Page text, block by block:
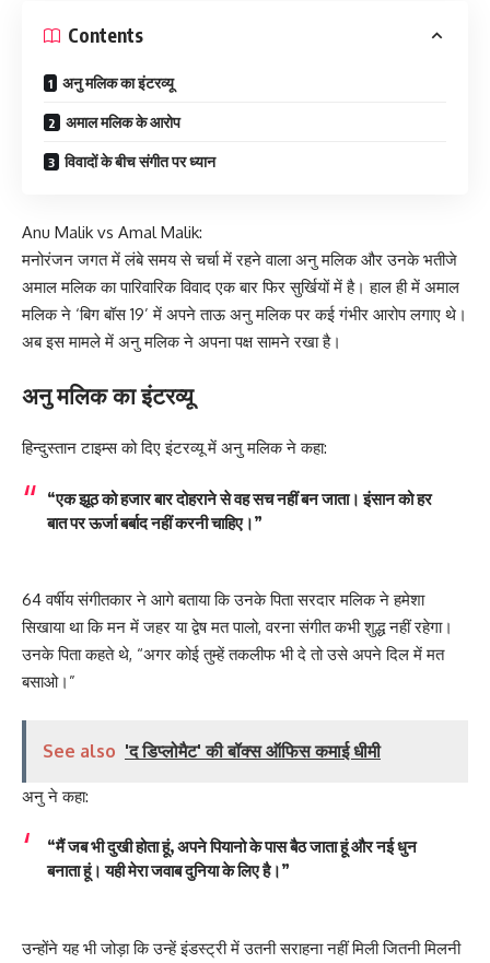
Contents
अनु मलिक का इंटरव्यू
अमाल मलिक के आरोप
विवादों के बीच संगीत पर ध्यान
Anu Malik vs Amal Malik:
मनोरंजन जगत में लंबे समय से चर्चा में रहने वाला अनु मलिक और उनके भतीजे
अमाल मलिक का पारिवारिक विवाद एक बार फिर सुर्खियों में है। हाल ही में अमाल
मलिक ने ‘बिग बॉस 19’ में अपने ताऊ अनु मलिक पर कई गंभीर आरोप लगाए थे।
अब इस मामले में अनु मलिक ने अपना पक्ष सामने रखा है।
अनु मलिक का इंटरव्यू
हिन्दुस्तान टाइम्स को दिए इंटरव्यू में अनु मलिक ने कहा:
“एक झूठ को हजार बार दोहराने से वह सच नहीं बन जाता। इंसान को हर
बात पर ऊर्जा बर्बाद नहीं करनी चाहिए।”
64 वर्षीय संगीतकार ने आगे बताया कि उनके पिता सरदार मलिक ने हमेशा
सिखाया था कि मन में जहर या द्वेष मत पालो, वरना संगीत कभी शुद्ध नहीं रहेगा।
उनके पिता कहते थे, “अगर कोई तुम्हें तकलीफ भी दे तो उसे अपने दिल में मत
बसाओ।”
See also 'द डिप्लोमैट' की बॉक्स ऑफिस कमाई धीमी
अनु ने कहा:
“मैं जब भी दुखी होता हूं, अपने पियानो के पास बैठ जाता हूं और नई धुन
बनाता हूं। यही मेरा जवाब दुनिया के लिए है।”
उन्होंने यह भी जोड़ा कि उन्हें इंडस्ट्री में उतनी सराहना नहीं मिली जितनी मिलनी